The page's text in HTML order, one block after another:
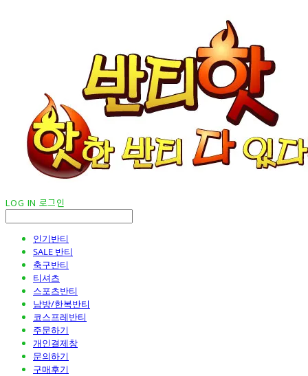
LOG IN 로그인
인기반티
SALE 반티
축구반티
티셔츠
스포츠반티
남방/한복반티
코스프레반티
주문하기
개인결제창
문의하기
구매후기